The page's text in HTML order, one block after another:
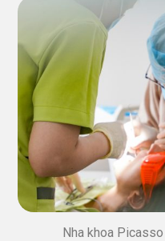
Nha khoa